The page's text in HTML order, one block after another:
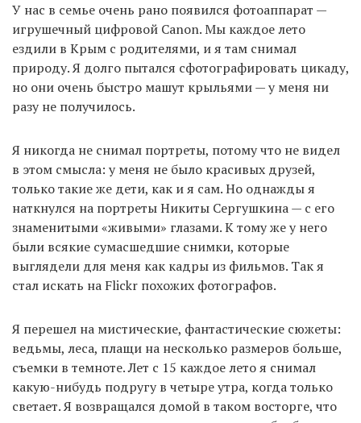
У нас в семье очень рано появился фотоаппарат —
игрушечный цифровой Canon. Мы каждое лето
ездили в Крым с родителями, и я там снимал
природу. Я долго пытался сфотографировать цикаду,
но они очень быстро машут крыльями — у меня ни
разу не получилось.
Я никогда не снимал портреты, потому что не видел
в этом смысла: у меня не было красивых друзей,
только такие же дети, как и я сам. Но однажды я
наткнулся на портреты Никиты Сергушкина — с его
знаменитыми «живыми» глазами. К тому же у него
были всякие сумасшедшие снимки, которые
выглядели для меня как кадры из фильмов. Так я
стал искать на Flickr похожих фотографов.
Я перешел на мистические, фантастические сюжеты:
ведьмы, леса, плащи на несколько размеров больше,
съемки в темноте. Лет с 15 каждое лето я снимал
какую-нибудь подругу в четыре утра, когда только
светает. Я возвращался домой в таком восторге, что